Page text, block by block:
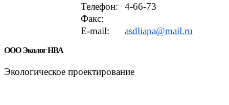
Телефон:
4-66-73
Факс:
E-mail:
asdliapa@mail.ru
ООО Эколог НВА
Экологическое проектирование